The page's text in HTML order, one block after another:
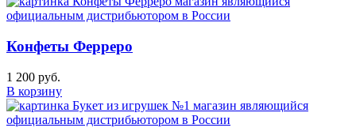
Конфеты Ферреро
1 200 руб.
В корзину